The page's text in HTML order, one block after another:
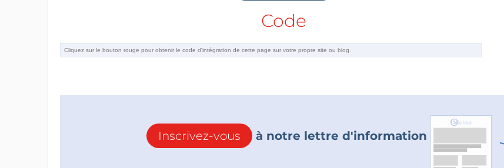
Code
Inscrivez-vous à notre lettre d'information